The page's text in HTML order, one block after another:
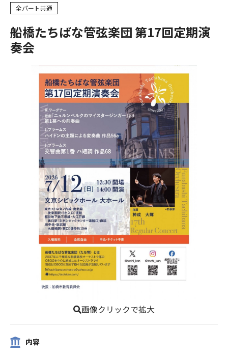
全パート共通
船橋たちばな管弦楽団 第17回定期演
奏会
画像クリックで拡大
内容